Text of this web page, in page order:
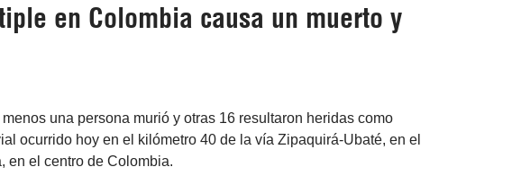
en Colombia causa un muerto y
una persona murió y otras 16 resultaron heridas como
ocurrido hoy en el kilómetro 40 de la vía Zipaquirá-Ubaté, en el
en el centro de Colombia.